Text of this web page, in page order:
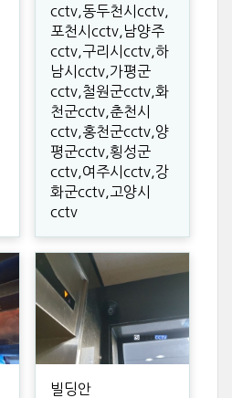
cctv,동두천시cctv,
포천시cctv,남양주
cctv,구리시cctv,하
남시cctv,가평군
cctv,철원군cctv,화
천군cctv,춘천시
cctv,홍천군cctv,양
평군cctv,횡성군
cctv,여주시cctv,강
화군cctv,고양시
cctv
빌딩안